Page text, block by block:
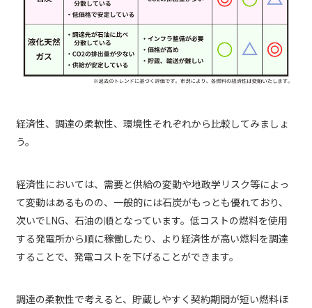
経済性、調達の柔軟性、環境性それぞれから比較してみましょ
う。
経済性においては、需要と供給の変動や地政学リスク等によっ
て変動はあるものの、一般的には石炭がもっとも優れており、
次いでLNG、石油の順となっています。低コストの燃料を使用
する発電所から順に稼働したり、より経済性が高い燃料を調達
することで、発電コストを下げることができます。
調達の柔軟性で考えると、貯蔵しやすく契約期間が短い燃料ほ